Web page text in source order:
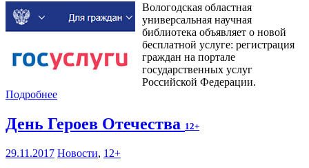
Вологодская областная
универсальная научная
библиотека объявляет о новой
бесплатной услуге: регистрация
граждан на портале
государственных услуг
Российской Федерации.
Подробнее
День Героев Отечества 12+
29.11.2017 Новости, 12+